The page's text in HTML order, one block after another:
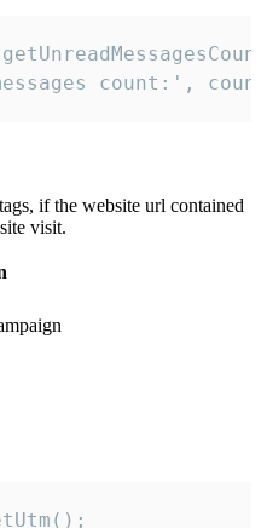
count:',
if the website url contained
visit.